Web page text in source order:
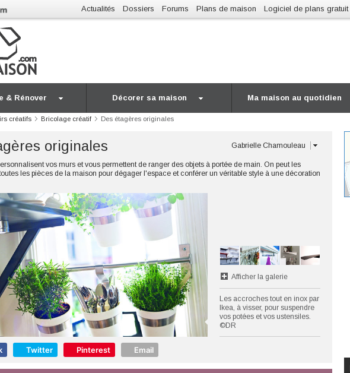
Actualités Dossiers Forums Plans de maison Logiciel de plans gratuit
& Rénover Décorer sa maison Ma maison au quotidien
créatifs Bricolage créatif Des étagères originales
originales Gabrielle Chamouleau
vos murs et vous permettent de ranger des objets à portée de main. On peut les
les pièces de la maison pour dégager l'espace et conférer un véritable style à une décoration
Afficher la galerie
Les accroches tout en inox par
Ikea, à visser, pour suspendre
vos potées et vos ustensiles.
©DR
Twitter Pinterest Email